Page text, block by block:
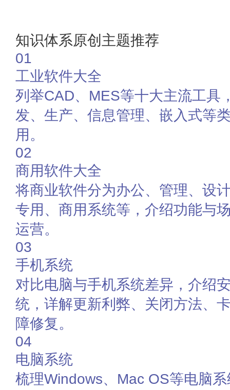
知识体系原创主题推荐
01
工业软件大全
列举CAD、MES等十大主流工具
发、生产、信息管理、嵌入式等
用。
02
商用软件大全
将商业软件分为办公、管理、设
专用、商用系统等，介绍功能与
运营。
03
手机系统
对比电脑与手机系统差异，介绍
统，详解更新利弊、关闭方法、
障修复。
04
电脑系统
梳理Windows、Mac OS等电脑